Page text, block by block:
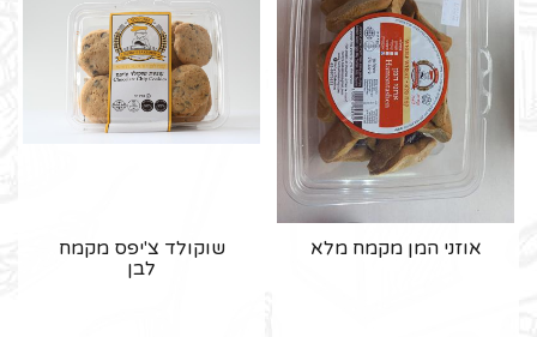
אוזני המן מקמח מלא
שוקולד צ'יפס מקמח
לבן